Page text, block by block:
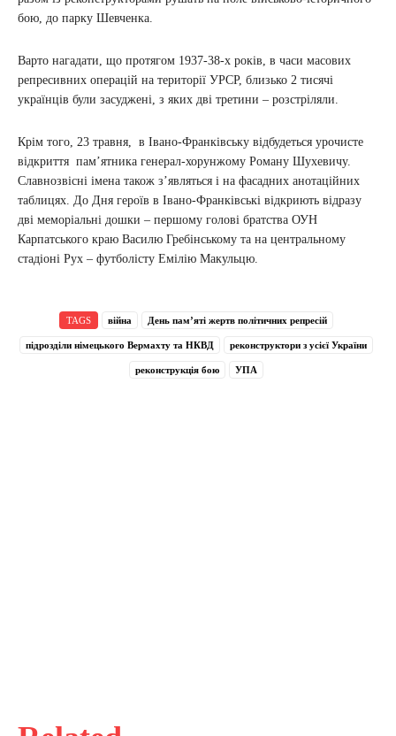
бою, до парку Шевченка.
Варто нагадати, що протягом 1937-38-х років, в часи масових
репресивних операцій на території УРСР, близько 2 тисячі
українців були засуджені, з яких дві третини – розстріляли.
Крім того, 23 травня, в Івано-Франківську відбудеться урочисте
відкриття пам’ятника генерал-хорунжому Роману Шухевичу.
Славнозвісні імена також з’являться і на фасадних анотаційних
таблицях. До Дня героїв в Івано-Франківські відкриють відразу
дві меморіальні дошки – першому голові братства ОУН
Карпатського краю Василю Гребінському та на центральному
стадіоні Рух – футболісту Емілію Макульцю.
TAGS війна День пам’яті жертв політичних репресій
підрозділи німецького Вермахту та НКВД реконструктори з усієї України
реконструкція бою УПА